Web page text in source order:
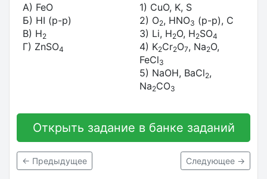
A) FeO
Б) HI (p-p)
В) H2
Г) ZnSO4
1) CuO, K, S
2) O2, HNO3 (p-p), C
3) Li, H2O, H2SO4
4) K2Cr2O7, Na2O,
FeCl3
5) NaOH, BaCl2,
Na2CO3
Открыть задание в банке заданий
← Предыдущее Следующее →